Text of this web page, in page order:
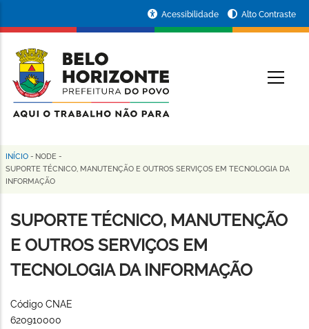
conteúdo
principal
da
Prefeitura
de
Horizonte
Acessibilidade Alto Contraste
Trilha
de
navegação
INÍCIO - NODE -
SUPORTE TÉCNICO, MANUTENÇÃO E OUTROS SERVIÇOS EM TECNOLOGIA DA
INFORMAÇÃO
SUPORTE TÉCNICO, MANUTENÇÃO
E OUTROS SERVIÇOS EM
TECNOLOGIA DA INFORMAÇÃO
Código CNAE
620910000